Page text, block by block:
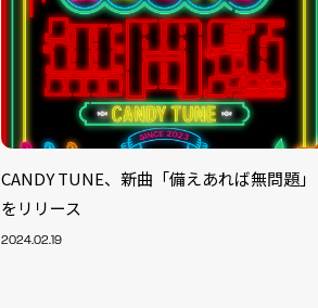
CANDY TUNE、新曲「備えあれば無問題」
をリリース
2024.02.19